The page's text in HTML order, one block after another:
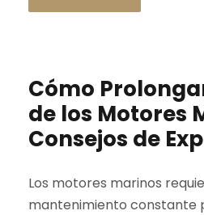
Cómo
de los Motores
Consejos de
Los motores marinos
mantenimiento constante